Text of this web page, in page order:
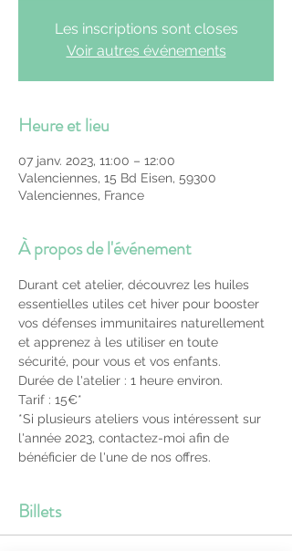
Les inscriptions sont closes
Voir autres événements
Heure et lieu
07 janv. 2023, 11:00 – 12:00
Valenciennes, 15 Bd Eisen, 59300
Valenciennes, France
À propos de l'événement
Durant cet atelier, découvrez les huiles
essentielles utiles cet hiver pour booster
vos défenses immunitaires naturellement
et apprenez à les utiliser en toute
sécurité, pour vous et vos enfants.
Durée de l'atelier : 1 heure environ.
Tarif : 15€*
*Si plusieurs ateliers vous intéressent sur
l'année 2023, contactez-moi afin de
bénéficier de l'une de nos offres.
Billets